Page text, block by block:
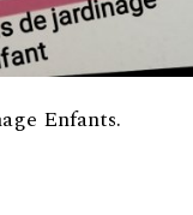
Enfants.